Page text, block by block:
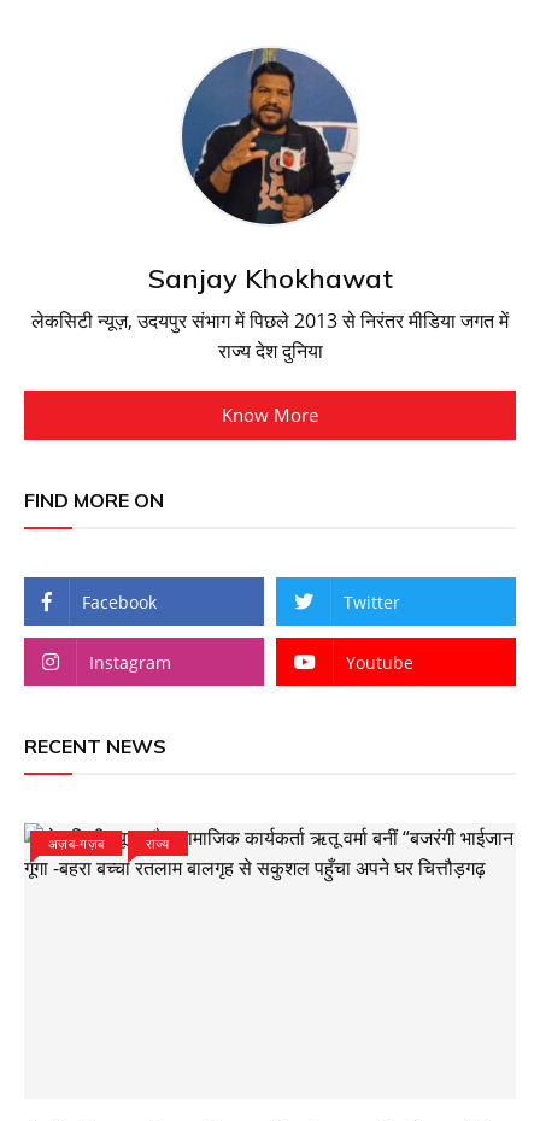
Sanjay Khokhawat
लेकसिटी न्यूज़, उदयपुर संभाग में पिछले 2013 से निरंतर मीडिया जगत में
राज्य देश दुनिया
Know More
FIND MORE ON
Facebook Twitter
Instagram Youtube
RECENT NEWS
अज़ब-गज़ब राज्य